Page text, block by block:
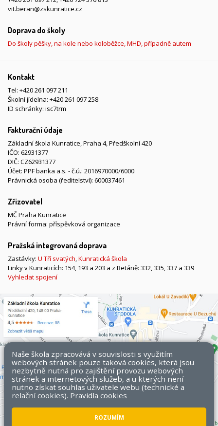
vit.beran@zskunratice.cz
Doprava do školy
Do školy pěšky, na kole nebo koloběžce, MHD, případně autem
Kontakt
Tel: +420 261 097 211
Školní jídelna: +420 261 097 258
ID schránky: isc7trm
Fakturační údaje
Základní škola Kunratice, Praha 4, Předškolní 420
IČO: 62931377
DIČ: CZ62931377
Účet: PPF banka a.s. - č.ú.: 2016970000/6000
Právnická osoba (ředitelství): 600037461
Zřizovatel
MČ Praha Kunratice
Právní forma: příspěvková organizace
Pražská integrovaná doprava
Zastávky: U Tří svatých,Kunratická škola
Linky v Kunraticích: 154, 193 a 203 a z Betáně: 332, 335, 337 a 339
Vyhledat spojení
Naše škola zpracovává v souvislosti s využitím
webových stránek pouze taková cookies, která jsou
nezbytně nutná pro zajištění provozu webových
stránek a internetových služeb, a u kterých není
nutno získat souhlas uživatele webu (technické a
relační cookies). Pravidla cookies
ROZUMÍM